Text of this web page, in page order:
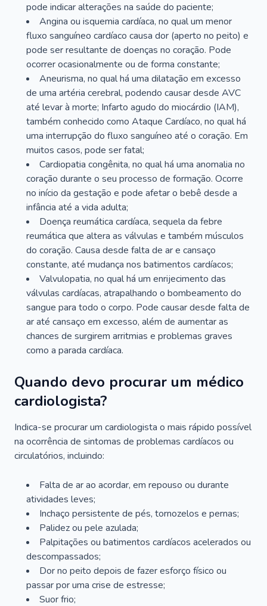
pode indicar alterações na saúde do paciente;
Angina ou isquemia cardíaca, no qual um menor
fluxo sanguíneo cardíaco causa dor (aperto no peito) e
pode ser resultante de doenças no coração. Pode
ocorrer ocasionalmente ou de forma constante;
Aneurisma, no qual há uma dilatação em excesso
de uma artéria cerebral, podendo causar desde AVC
até levar à morte; Infarto agudo do miocárdio (IAM),
também conhecido como Ataque Cardíaco, no qual há
uma interrupção do fluxo sanguíneo até o coração. Em
muitos casos, pode ser fatal;
Cardiopatia congênita, no qual há uma anomalia no
coração durante o seu processo de formação. Ocorre
no início da gestação e pode afetar o bebê desde a
infância até a vida adulta;
Doença reumática cardíaca, sequela da febre
reumática que altera as válvulas e também músculos
do coração. Causa desde falta de ar e cansaço
constante, até mudança nos batimentos cardíacos;
Valvulopatia, no qual há um enrijecimento das
válvulas cardíacas, atrapalhando o bombeamento do
sangue para todo o corpo. Pode causar desde falta de
ar até cansaço em excesso, além de aumentar as
chances de surgirem arritmias e problemas graves
como a parada cardíaca.
Quando devo procurar um médico
cardiologista?
Indica-se procurar um cardiologista o mais rápido possível
na ocorrência de sintomas de problemas cardíacos ou
circulatórios, incluindo:
Falta de ar ao acordar, em repouso ou durante
atividades leves;
Inchaço persistente de pés, tornozelos e pernas;
Palidez ou pele azulada;
Palpitações ou batimentos cardíacos acelerados ou
descompassados;
Dor no peito depois de fazer esforço físico ou
passar por uma crise de estresse;
Suor frio;